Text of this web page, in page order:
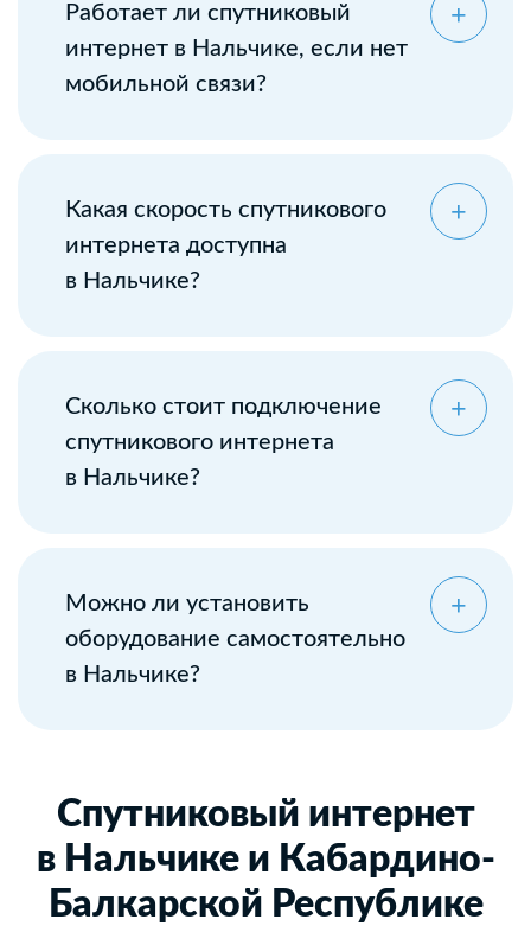
Работает ли спутниковый
интернет в Нальчике, если нет
мобильной связи?
Какая скорость спутникового
интернета доступна
в Нальчике?
Сколько стоит подключение
спутникового интернета
в Нальчике?
Можно ли установить
оборудование самостоятельно
в Нальчике?
Спутниковый интернет
в Нальчике и Кабардино-
Балкарской Республике